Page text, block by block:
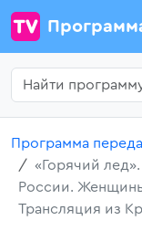
Программа
«Горячий
России.
Трансляция из